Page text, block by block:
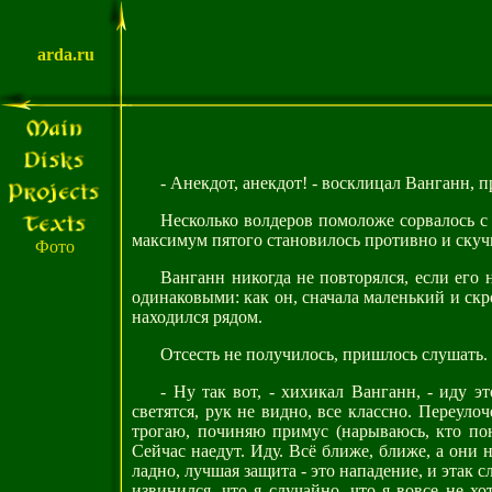
arda.ru
Фото
- Анекдот, анекдот! - восклицал Ванганн,
Несколько волдеров помоложе сорвалось
максимум пятого становилось противно и
Ванганн никогда не повторялся, если
одинаковыми: как он, сначала маленький и
находился рядом.
Отсесть не получилось, пришлось слушать.
- Ну так вот, - хихикал Ванганн, - иду
светятся, рук не видно, все классно.
трогаю, починяю примус (нарываюсь, кто
Сейчас наедут. Иду. Всё ближе, ближе, а они
ладно, лучшая защита - это нападение, и этак